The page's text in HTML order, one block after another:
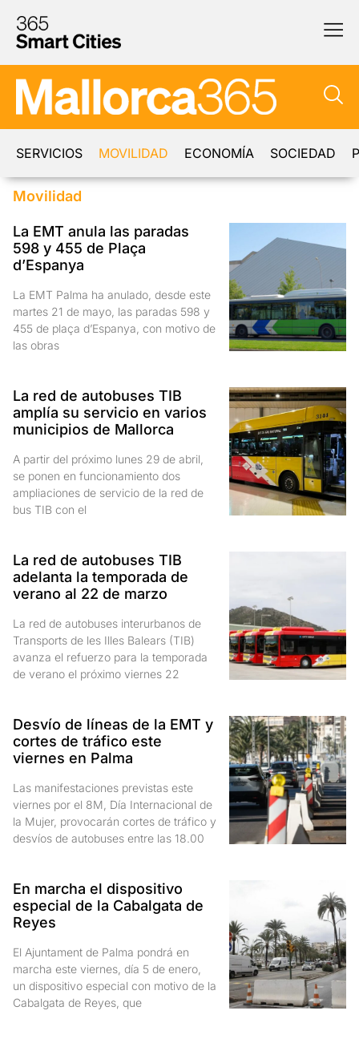
SERVICIOS MOVILIDAD ECONOMÍA SOCIEDAD
Movilidad
La EMT anula las paradas
598 y 455 de Plaça
d’Espanya
La EMT Palma ha anulado, desde este
martes 21 de mayo, las paradas 598 y
455 de plaça d’Espanya, con motivo de
las obras
La red de autobuses TIB
amplía su servicio en varios
municipios de Mallorca
A partir del próximo lunes 29 de abril,
se ponen en funcionamiento dos
ampliaciones de servicio de la red de
bus TIB con el
La red de autobuses TIB
adelanta la temporada de
verano al 22 de marzo
La red de autobuses interurbanos de
Transports de les Illes Balears (TIB)
avanza el refuerzo para la temporada
de verano el próximo viernes 22
Desvío de líneas de la EMT y
cortes de tráfico este
viernes en Palma
Las manifestaciones previstas este
viernes por el 8M, Día Internacional de
la Mujer, provocarán cortes de tráfico y
desvíos de autobuses entre las 18.00
En marcha el dispositivo
especial de la Cabalgata de
Reyes
El Ajuntament de Palma pondrá en
marcha este viernes, día 5 de enero,
un dispositivo especial con motivo de la
Cabalgata de Reyes, que